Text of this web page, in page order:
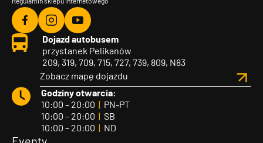
Agvo
Facebook
Agvo
Instagram
Agvo
YouTube
Dojazd autobusem
przystanek Pelikanów
209, 319, 709, 715, 727, 739, 809, N83
Zobacz mapę dojazdu
Godziny otwarcia:
10:00 – 20:00 | PN-PT
10:00 – 20:00 | SB
10:00 – 20:00 | ND